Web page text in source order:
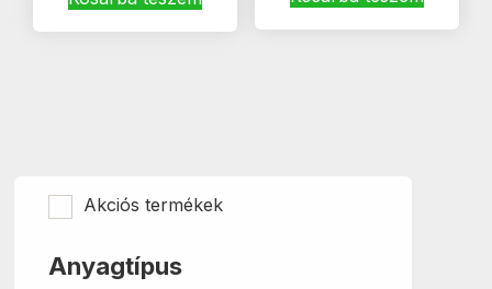
Akciós termékek
Anyagtípus